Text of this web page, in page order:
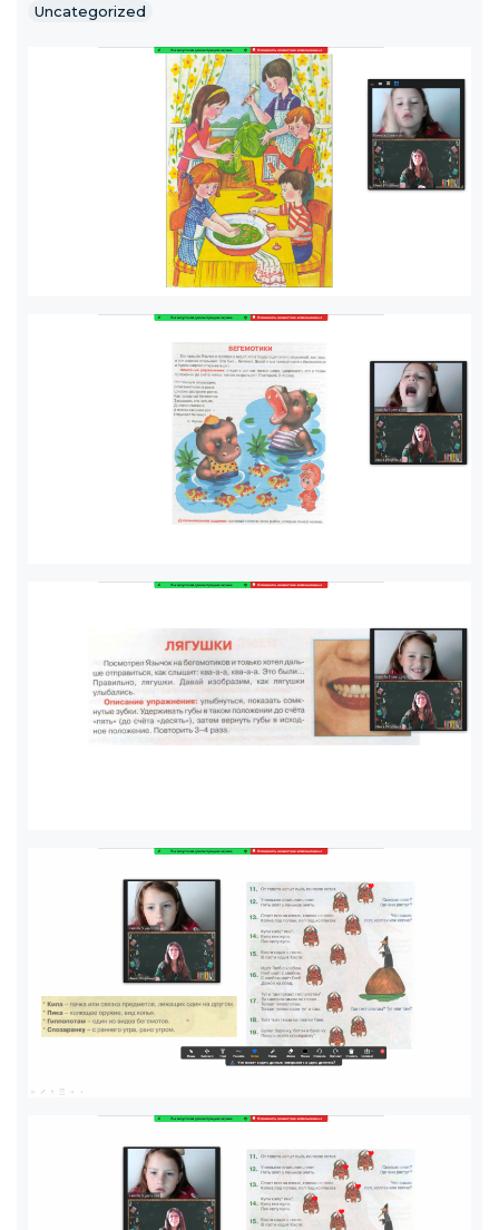
Uncategorized